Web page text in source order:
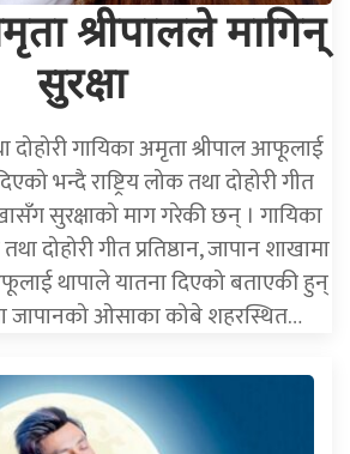
श्रीपालले मागिन्
सुरक्षा
दोहोरी गायिका अमृता श्रीपाल आफूलाई
भन्दै राष्ट्रिय लोक तथा दोहोरी गीत
सुरक्षाको माग गरेकी छन् । गायिका
दोहोरी गीत प्रतिष्ठान, जापान शाखामा
थापाले यातना दिएको बताएकी हुन्
जापानको ओसाका कोबे शहरस्थित…